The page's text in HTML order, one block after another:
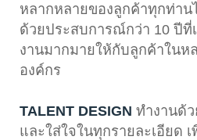
หลากหลายของลูกค้าทุกท่าน
ด้วยประสบการณ์กว่า 10 ปีที่
งานมากมายให้กับลูกค้าในห
องค์กร
TALENT DESIGN ทำงานด้
และใส่ใจในทุกรายละเอียด